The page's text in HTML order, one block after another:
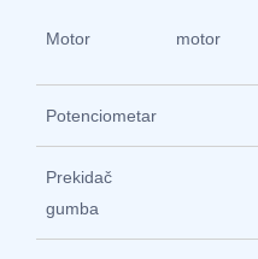
Motor motor
Potenciometar
Prekidač
gumba